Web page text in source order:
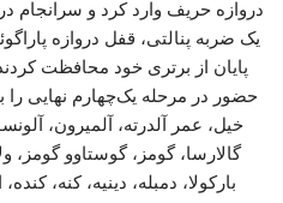
یک ضربه پنالتی، قفل دروازه
پایان از برتری خود محافظت
حضور در مرحله یک‌چهارم نهایی را
خیل، عمر آلدرته، آلمیرون،
گالارسا، گومز، گوستاوو گومز،
بارکولا، دمبله، دینیه، کنه،